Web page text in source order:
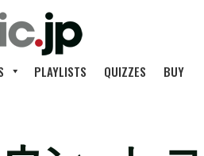
PLAYLISTS QUIZZES BUY